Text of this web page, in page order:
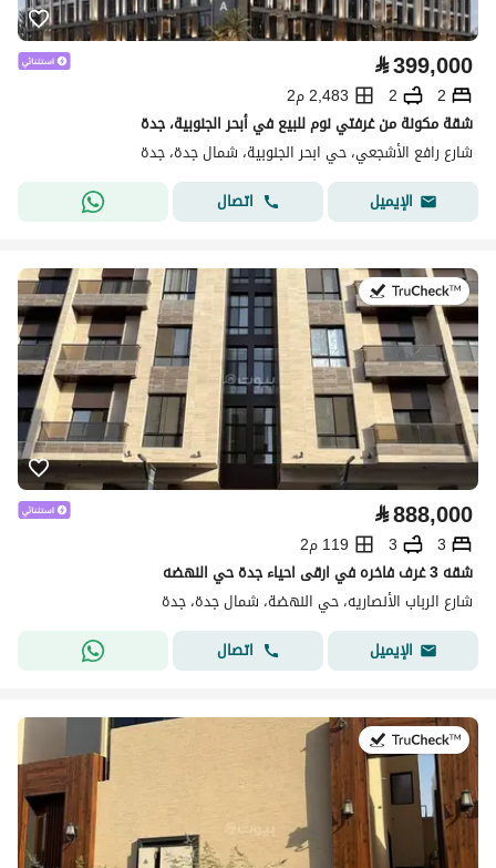
⃁399,000
2
2
2,483 م2
شقة مكونة من غرفتي نوم للبيع في أبحر الجنوبية، جدة
شارع رافع الأشجعي، حي ابحر الجنوبية، شمال جدة، جدة
الإيميل
اتصال
في:26 يوليو 2026
⃁888,000
3
3
119 م2
شقه 3 غرف فاخره في ارقى احياء جدة حي النهضه
شارع الرباب الأنصاريه، حي النهضة، شمال جدة، جدة
الإيميل
اتصال
في:9 يوليو 2026